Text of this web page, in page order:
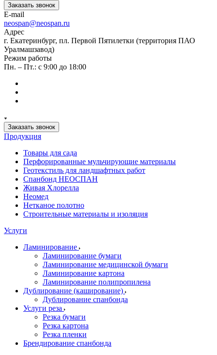
Заказать звонок
E-mail
neospan@neospan.ru
Адрес
г. Екатеринбург, пл. Первой Пятилетки (территория ПАО
Уралмашзавод)
Режим работы
Пн. – Пт.: с 9:00 до 18:00
Заказать звонок
Продукция
Товары для сада
Перфорированные мульчирующие материалы
Геотекстиль для ландшафтных работ
Спанбонд НЕОСПАН
Живая Хлорелла
Нeомед
Нетканое полотно
Строительные материалы и изоляция
Услуги
Ламинирование
Ламинирование бумаги
Ламинирование медицинской бумаги
Ламинирование картона
Ламинирование полипропилена
Дублирование (каширование)
Дублирование спанбонда
Услуги реза
Резка бумаги
Резка картона
Резка пленки
Брендирование спанбонда